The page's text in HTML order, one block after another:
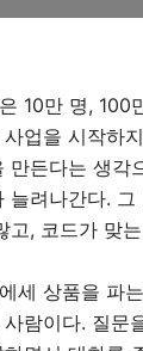
10만 명, 100
업을 시작하
만든다는 생각
늘려나간다.
고, 코드가 맞
세 상품을 파
람이다. 질문